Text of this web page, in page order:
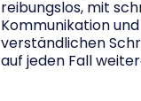
reibungslos, mit
Kommunikation
verständlichen
auf jeden Fall